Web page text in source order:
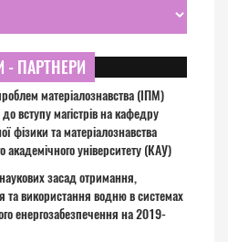
- ПАРТНЕРИ
матеріалознавства (ІПМ)
вступу магістрів на кафедру
фізики та матеріалознавства
академічного університету (КАУ)
засад отримання,
та використання водню в системах
енергозабезпечення на 2019-